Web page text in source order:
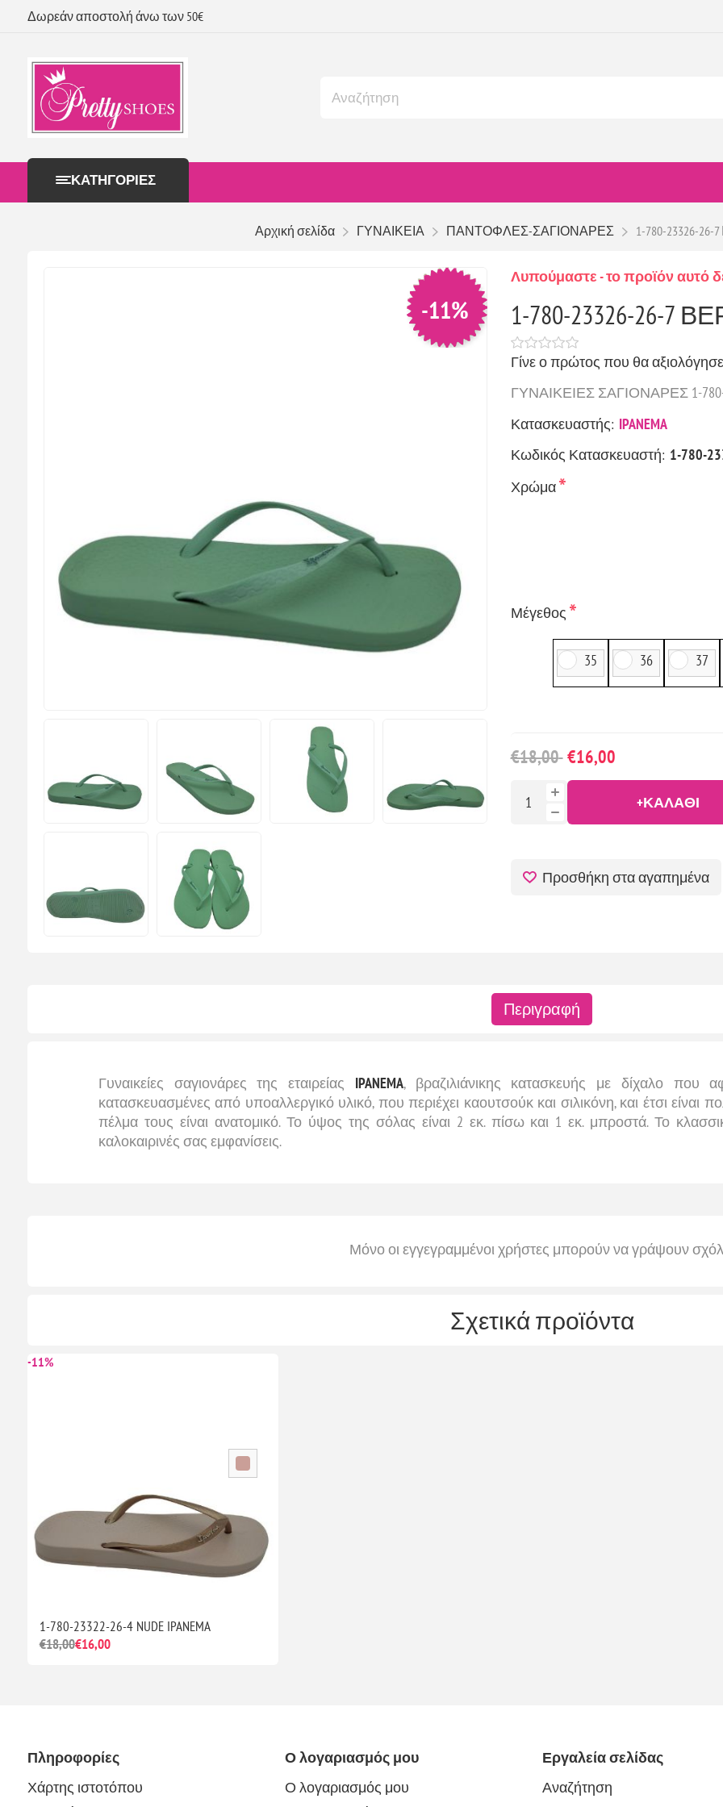
Δωρεάν αποστολή άνω των 50€
ΚΑΤΗΓΟΡΊΕΣ
Αρχική σελίδα ΓΥΝΑΙΚΕΙΑ ΠΑΝΤΟΦΛΕΣ-ΣΑΓΙΟΝΑΡΕΣ 1-780-23326-
-11%
Λυπούμαστε - το προϊόν αυτό
1-780-23326-26-7
Γίνε ο πρώτος που θα
ΓΥΝΑΙΚΕΙΕΣ ΣΑΓΙΟΝΑΡΕΣ 1-780-
Κατασκευαστής: IPANEMA
Κωδικός Κατασκευαστή: 1-780-
Χρώμα*
Μέγεθος *
35 36 37
€18,00 €16,00
+ΚΑΛΆΘΙ
Προσθήκη στα αγαπημένα
Περιγραφή
Γυναικείες σαγιονάρες της εταιρείας IPANEMA, βραζιλιάνικης κατασκευής με δίχαλο που
κατασκευασμένες από υποαλλεργικό υλικό, που περιέχει καουτσούκ και σιλικόνη, και έτσι είναι
πέλμα τους είναι ανατομικό. Το ύψος της σόλας είναι 2 εκ. πίσω και 1 εκ. μπροστά. Το
καλοκαιρινές σας εμφανίσεις.
Μόνο οι εγγεγραμμένοι χρήστες μπορούν να γράψουν
Σχετικά προϊόντα
-11%
1-780-23322-26-4 NUDE IPANEMA
€18,00€16,00
Πληροφορίες
Χάρτης ιστοτόπου
Ο λογαριασμός μου
Ο λογαριασμός μου
Εργαλεία σελίδας
Αναζήτηση